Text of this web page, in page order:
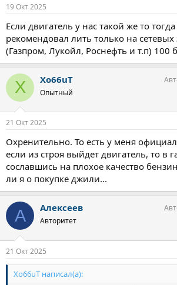
19 Окт 2025
Если двигатель у нас такой же то
рекомендовал лить только на сетевых
(Газпром, Лукойл, Роснефть и т.п) 100
X Xo66uT
Опытный
21 Окт 2025
Охренительно. То есть у меня
если из строя выйдет двигатель, то в
сославшись на плохое качество
ли я о покупке джили...
А Алексеев
Авторитет
21 Окт 2025
Xo66uT написал(а):